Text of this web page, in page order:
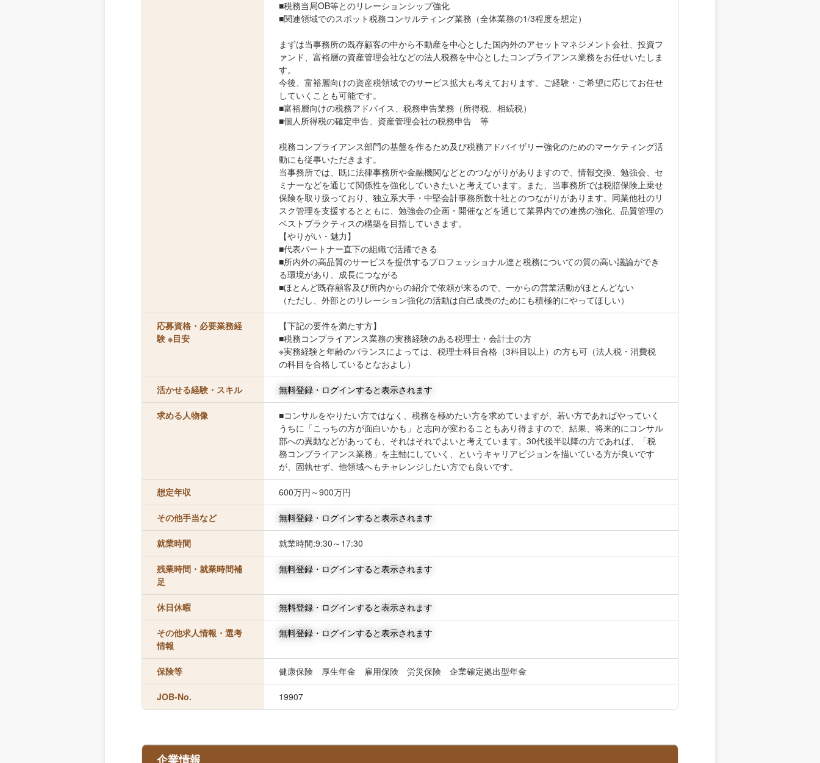
■税務当局OB等とのリレーションシップ強化
■関連領域でのスポット税務コンサルティング業務（全体業務の1/3程度を想定）
まずは当事務所の既存顧客の中から不動産を中心とした国内外のアセットマネジメント会社、投資フ
ァンド、富裕層の資産管理会社などの法人税務を中心としたコンプライアンス業務をお任せいたしま
す。
今後、富裕層向けの資産税領域でのサービス拡大も考えております。ご経験・ご希望に応じてお任せ
していくことも可能です。
■富裕層向けの税務アドバイス、税務申告業務（所得税、相続税）
■個人所得税の確定申告、資産管理会社の税務申告 等
税務コンプライアンス部門の基盤を作るため及び税務アドバイザリー強化のためのマーケティング活
動にも従事いただきます。
当事務所では、既に法律事務所や金融機関などとのつながりがありますので、情報交換、勉強会、セ
ミナーなどを通じて関係性を強化していきたいと考えています。また、当事務所では税賠保険上乗せ
保険を取り扱っており、独立系大手・中堅会計事務所数十社とのつながりがあります。同業他社のリ
スク管理を支援するとともに、勉強会の企画・開催などを通じて業界内での連携の強化、品質管理の
ベストプラクティスの構築を目指していきます。
【やりがい・魅力】
■代表パートナー直下の組織で活躍できる
■所内外の高品質のサービスを提供するプロフェッショナル達と税務についての質の高い議論ができ
る環境があり、成長につながる
■ほとんど既存顧客及び所内からの紹介で依頼が来るので、一からの営業活動がほとんどない
（ただし、外部とのリレーション強化の活動は自己成長のためにも積極的にやってほしい）
応募資格・必要業務経
験 ※目安
【下記の要件を満たす方】
■税務コンプライアンス業務の実務経験のある税理士・会計士の方
※実務経験と年齢のバランスによっては、税理士科目合格（3科目以上）の方も可（法人税・消費税
の科目を合格しているとなおよし）
活かせる経験・スキル 無料登録・ログインすると表示されます
求める人物像
■コンサルをやりたい方ではなく、税務を極めたい方を求めていますが、若い方であればやっていく
うちに「こっちの方が面白いかも」と志向が変わることもあり得ますので、結果、将来的にコンサル
部への異動などがあっても、それはそれでよいと考えています。30代後半以降の方であれば、「税
務コンプライアンス業務」を主軸にしていく、というキャリアビジョンを描いている方が良いです
が、固執せず、他領域へもチャレンジしたい方でも良いです。
想定年収 600万円～900万円
その他手当など 無料登録・ログインすると表示されます
就業時間 就業時間:9:30～17:30
残業時間・就業時間補
足
無料登録・ログインすると表示されます
休日休暇 無料登録・ログインすると表示されます
その他求人情報・選考
情報
無料登録・ログインすると表示されます
保険等 健康保険 厚生年金 雇用保険 労災保険 企業確定拠出型年金
JOB-No. 19907
企業情報